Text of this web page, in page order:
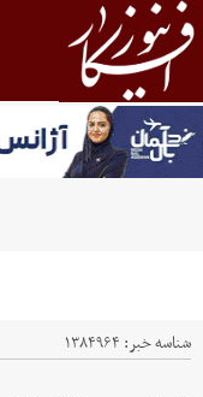
شناسه خبر: ۱۳۸۴۹۶۴